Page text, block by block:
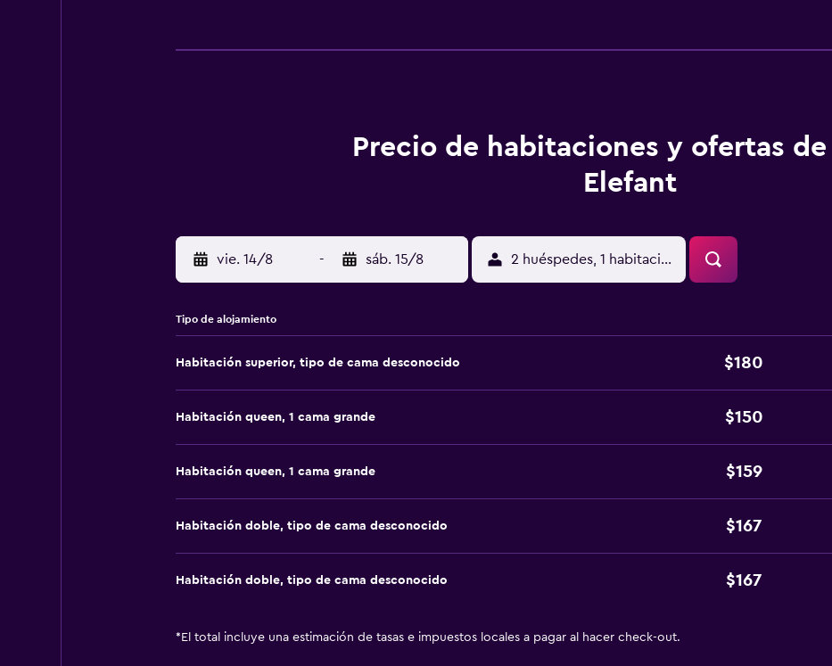
Precio de habitaciones y ofertas de
Elefant
vie. 14/8 - sáb. 15/8 2 huéspedes, 1 habitación
Tipo de alojamiento
Habitación superior, tipo de cama desconocido $180
Habitación queen, 1 cama grande $150
Habitación queen, 1 cama grande $159
Habitación doble, tipo de cama desconocido $167
Habitación doble, tipo de cama desconocido $167
* El total incluye una estimación de tasas e impuestos locales a pagar al hacer check-out.